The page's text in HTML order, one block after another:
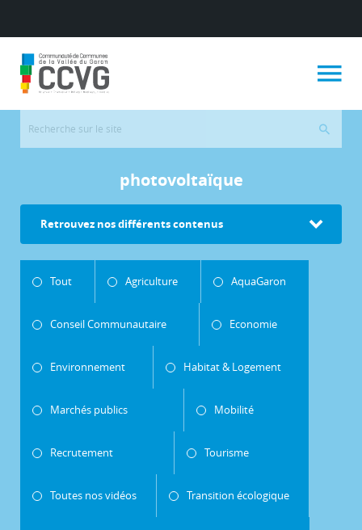
photovoltaïque
Retrouvez nos différents contenus
Tout Agriculture AquaGaron
Conseil Communautaire Economie
Environnement Habitat & Logement
Marchés publics Mobilité
Recrutement Tourisme
Toutes nos vidéos Transition écologique